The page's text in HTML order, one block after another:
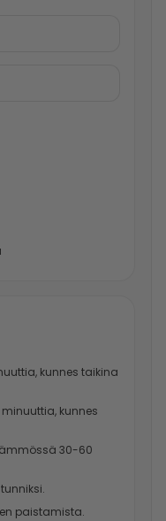
kunnes taikina
kunnes
30-60
paistamista.